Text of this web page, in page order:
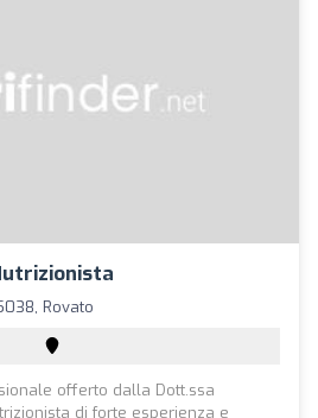
Rovato
offerto dalla Dott.ssa
di forte esperienza e